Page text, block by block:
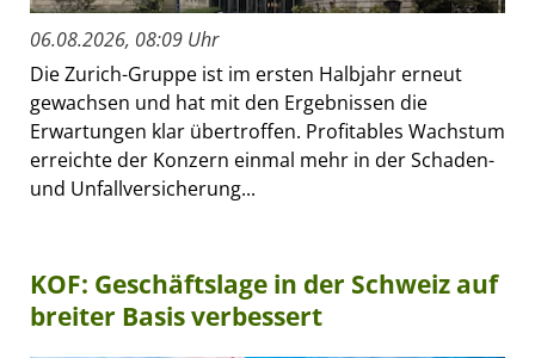
06.08.2026, 08:09 Uhr
Die Zurich-Gruppe ist im ersten Halbjahr erneut
gewachsen und hat mit den Ergebnissen die
Erwartungen klar übertroffen. Profitables Wachstum
erreichte der Konzern einmal mehr in der Schaden-
und Unfallversicherung...
KOF: Geschäftslage in der Schweiz auf
breiter Basis verbessert